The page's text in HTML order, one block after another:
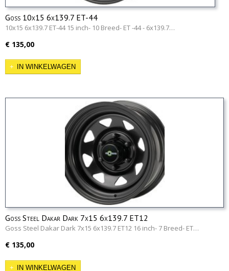
Goss 10x15 6x139.7 ET-44
10x15 6x139.7 ET-44 15 inch- 10 Breed- ET -44 - 6x139.7…
€ 135,00
IN WINKELWAGEN
Goss Steel Dakar Dark 7x15 6x139.7 ET12
Goss Steel Dakar Dark 7x15 6x139.7 ET12 16 inch- 7 Breed- ET…
€ 135,00
IN WINKELWAGEN